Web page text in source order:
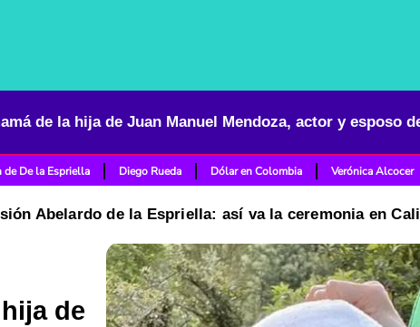
de De la Espriella Diego Rueda Dólar en Colombia Verónica Alcocer
Abelardo de la Espriella: así va la ceremonia en Cali
de